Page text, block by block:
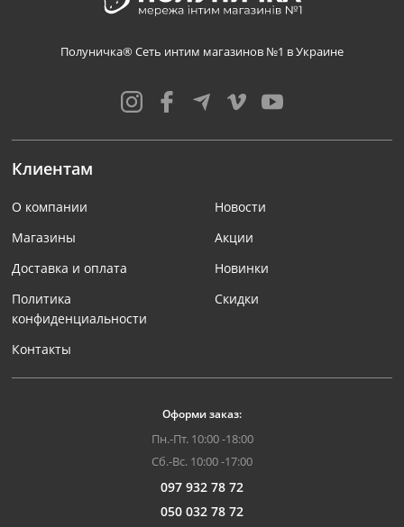
Полуничка® Сеть интим магазинов №1 в Украине
Клиентам
О компании
Магазины
Доставка и оплата
Политика
конфиденциальности
Контакты
Новости
Акции
Новинки
Скидки
Оформи заказ:
Пн.-Пт. 10:00 -18:00
Сб.-Вс. 10:00 -17:00
097 932 78 72
050 032 78 72